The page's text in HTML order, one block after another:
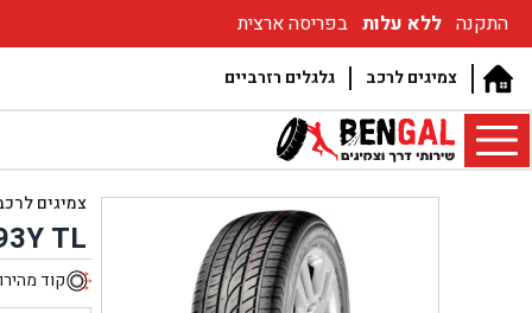
התקנה ללא עלות בפריסה ארצית
גלגלים רזרביים צמיגים לרכב
צמיגים
TL
קוד